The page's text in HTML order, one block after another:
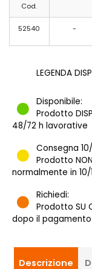
Cod.
52540 -
LEGENDA
Disponibile:
Prodotto
48/72 h lavorative
Consegna
Prodotto
normalmente in
Richiedi:
Prodotto SU
dopo il pagamento
Descrizione